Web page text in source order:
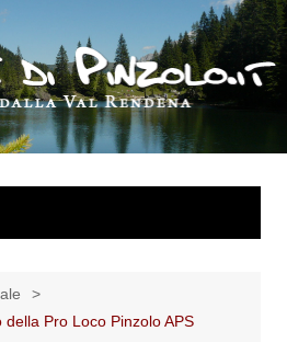
Pro Loco Pinzolo APS